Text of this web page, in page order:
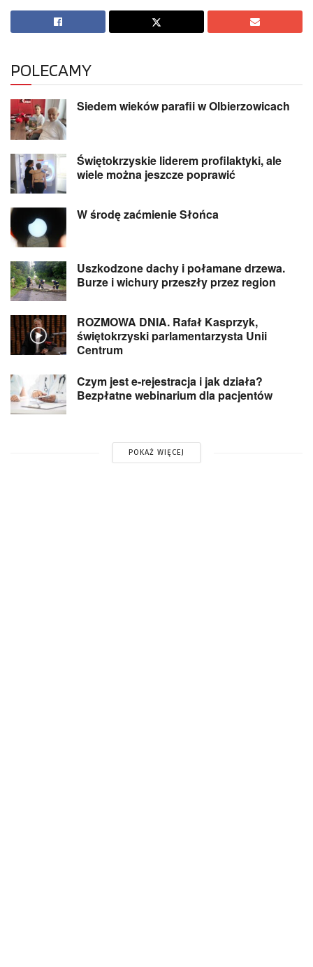
POLECAMY
Siedem wieków parafii w Olbierzowicach
Świętokrzyskie liderem profilaktyki, ale
wiele można jeszcze poprawić
W środę zaćmienie Słońca
Uszkodzone dachy i połamane drzewa.
Burze i wichury przeszły przez region
ROZMOWA DNIA. Rafał Kasprzyk,
świętokrzyski parlamentarzysta Unii
Centrum
Czym jest e-rejestracja i jak działa?
Bezpłatne webinarium dla pacjentów
POKAŻ WIĘCEJ